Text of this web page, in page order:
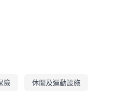
險 休閒及運動設施